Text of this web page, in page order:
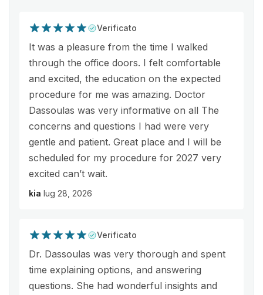
Verificato
It was a pleasure from the time I walked
through the office doors. I felt comfortable
and excited, the education on the expected
procedure for me was amazing. Doctor
Dassoulas was very informative on all The
concerns and questions I had were very
gentle and patient. Great place and I will be
scheduled for my procedure for 2027 very
excited can’t wait.
kia lug 28, 2026
Verificato
Dr. Dassoulas was very thorough and spent
time explaining options, and answering
questions. She had wonderful insights and